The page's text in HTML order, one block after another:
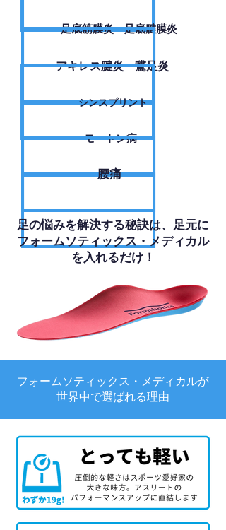
足底筋膜炎・足底腱膜炎
アキレス腱炎・鵞足炎
シンスプリント
モートン病
腰痛
足の悩みを解決する秘訣は、足元に
フォームソティックス・メディカル
を入れるだけ！
フォームソティックス・メディカルが
世界中で選ばれる理由